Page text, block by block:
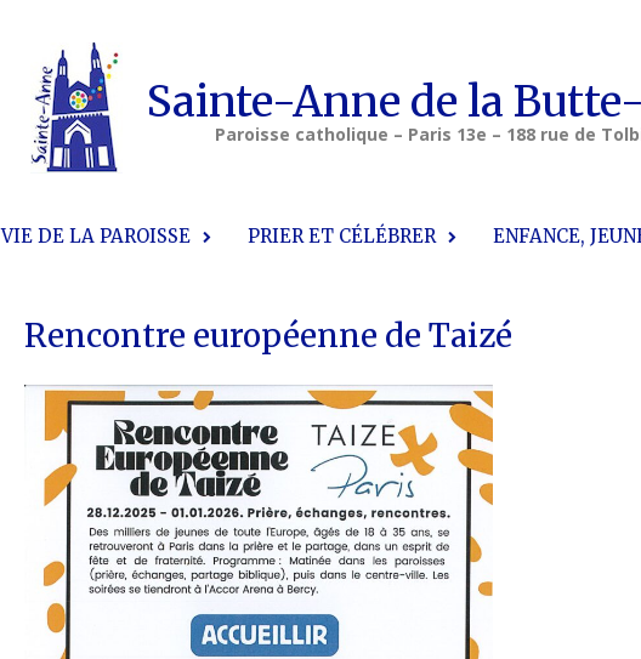
Sainte-Anne de la
Paroisse catholique – Paris 13e – 188 rue de
VIE DE LA PAROISSE PRIER ET CÉLÉBRER ENFANCE,
Rencontre européenne de Taizé